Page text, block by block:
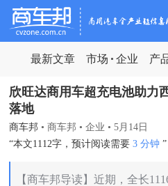
最新文章 市场 企业 产
欣旺达商用车超充电池助力
落地
商车邦 • 商车邦 • 企业 • 5月14日
“本文1112字，预计阅读需要3 分钟”
【商车邦导读】近期，全长